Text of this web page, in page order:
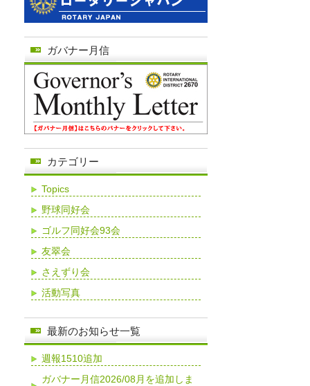
ガバナー月信
カテゴリー
Topics
野球同好会
ゴルフ同好会93会
友翠会
さえずり会
活動写真
最新のお知らせ一覧
週報1510追加
ガバナー月信2026/08月を追加しま